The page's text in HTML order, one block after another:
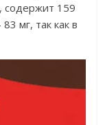
содержит 159
мг, так как в